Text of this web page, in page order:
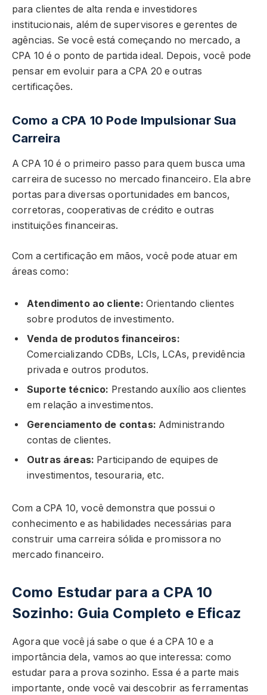
para clientes de alta renda e investidores
institucionais, além de supervisores e gerentes de
agências. Se você está começando no mercado, a
CPA 10 é o ponto de partida ideal. Depois, você pode
pensar em evoluir para a CPA 20 e outras
certificações.
Como a CPA 10 Pode Impulsionar Sua
Carreira
A CPA 10 é o primeiro passo para quem busca uma
carreira de sucesso no mercado financeiro. Ela abre
portas para diversas oportunidades em bancos,
corretoras, cooperativas de crédito e outras
instituições financeiras.
Com a certificação em mãos, você pode atuar em
áreas como:
Atendimento ao cliente: Orientando clientes
sobre produtos de investimento.
Venda de produtos financeiros:
Comercializando CDBs, LCIs, LCAs, previdência
privada e outros produtos.
Suporte técnico: Prestando auxílio aos clientes
em relação a investimentos.
Gerenciamento de contas: Administrando
contas de clientes.
Outras áreas: Participando de equipes de
investimentos, tesouraria, etc.
Com a CPA 10, você demonstra que possui o
conhecimento e as habilidades necessárias para
construir uma carreira sólida e promissora no
mercado financeiro.
Como Estudar para a CPA 10
Sozinho: Guia Completo e Eficaz
Agora que você já sabe o que é a CPA 10 e a
importância dela, vamos ao que interessa: como
estudar para a prova sozinho. Essa é a parte mais
importante, onde você vai descobrir as ferramentas